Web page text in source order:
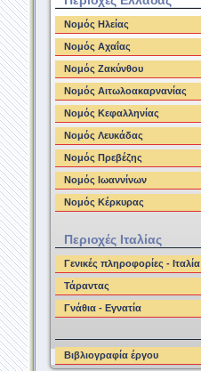
Νομός Ηλείας
Νομός Αχαΐας
Νομός Ζακύνθου
Νομός Αιτωλοακαρνανίας
Νομός Κεφαλληνίας
Νομός Λευκάδας
Νομός Πρεβέζης
Νομός Ιωαννίνων
Νομός Κέρκυρας
Περιοχές Ιταλίας
Γενικές πληροφορίες - Ιταλία
Τάραντας
Γνάθια - Εγνατία
Βιβλιογραφία έργου